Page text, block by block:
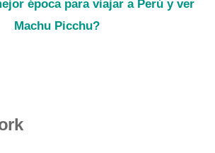
época para viajar a Perú y ver
Machu Picchu?